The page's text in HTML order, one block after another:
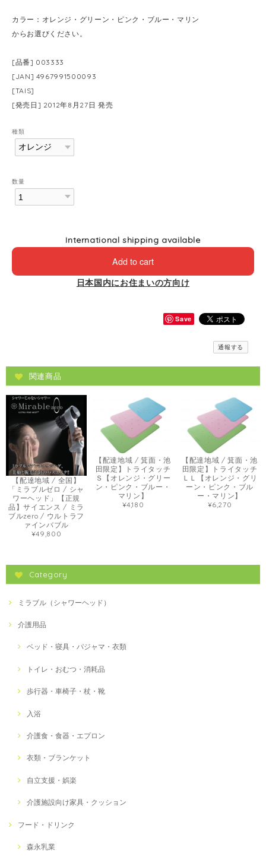
カラー：オレンジ・グリーン・ピンク・ブルー・マリン
からお選びください。
[品番] 003333
[JAN] 4967991500093
[TAIS]
[発売日] 2012年8月27日 発売
種類
数量
International shipping available
Add to cart
日本国内にお住まいの方向け
Save
通報する
関連商品
【配達地域 / 全国】
「ミラブルゼロ / シャ
ワーヘッド」【正規
品】サイエンス / ミラ
ブルzero / ウルトラフ
ァインバブル
¥49,800
【配達地域 / 箕面・池
田限定】トライタッチ
Ｓ【オレンジ・グリー
ン・ピンク・ブルー・
マリン】
¥4,180
【配達地域 / 箕面・池
田限定】トライタッチ
ＬＬ【オレンジ・グリ
ーン・ピンク・ブル
ー・マリン】
¥6,270
Category
ミラブル（シャワーヘッド）
介護用品
ベッド・寝具・パジャマ・衣類
トイレ・おむつ・消耗品
歩行器・車椅子・杖・靴
入浴
介護食・食器・エプロン
衣類・ブランケット
自立支援・娯楽
介護施設向け家具・クッション
フード・ドリンク
森永乳業